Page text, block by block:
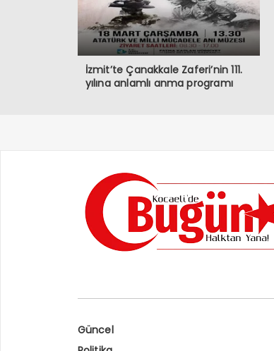
İzmit’te Çanakkale Zaferi’nin 111.
yılına anlamlı anma programı
Güncel